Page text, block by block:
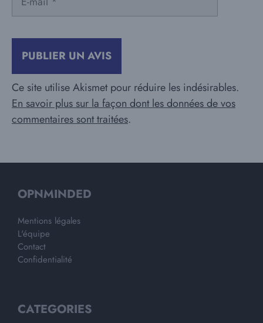
mail
Ce site utilise Akismet pour réduire les indésirables.
En savoir plus sur la façon dont les données de vos
commentaires sont traitées.
OPNMINDED
Mentions légales
L'équipe
Contact
Confidentialité
CATEGORIES